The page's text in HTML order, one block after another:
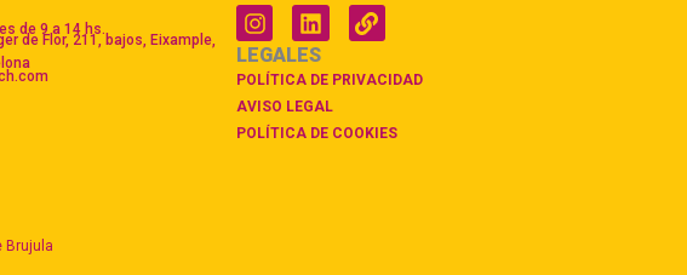
de 9 a 14 hs.
de Flor, 211, bajos, Eixample,
I
n
s
t
a
g
L
i
n
k
e
d
L
i
k
LEGALES
POLÍTICA DE PRIVACIDAD
AVISO LEGAL
POLÍTICA DE COOKIES
Brujula